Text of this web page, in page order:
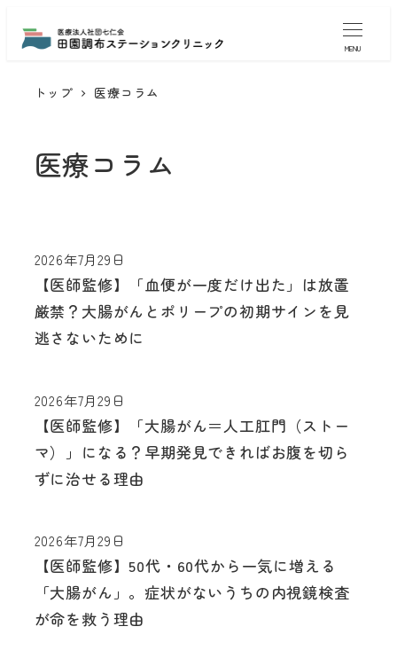
MENU
トップ 医療コラム
医療コラム
【医師監修】「血便が一度だけ出た」は放置
厳禁？大腸がんとポリープの初期サインを見
逃さないために
2026年7月29日
【医師監修】「大腸がん＝人工肛門（ストー
マ）」になる？早期発見できればお腹を切ら
ずに治せる理由
2026年7月29日
【医師監修】50代・60代から一気に増える
「大腸がん」。症状がないうちの内視鏡検査
が命を救う理由
2026年7月29日